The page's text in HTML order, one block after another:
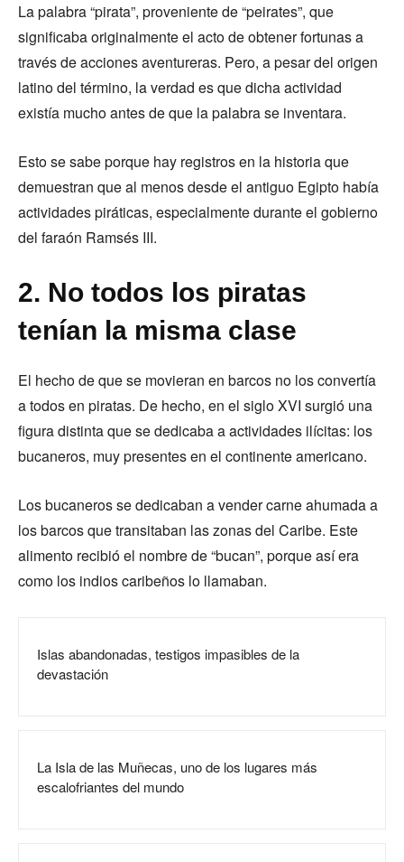
La palabra “pirata”, proveniente de “peirates”, que
significaba originalmente el acto de obtener fortunas a
través de acciones aventureras. Pero, a pesar del origen
latino del término, la verdad es que dicha actividad
existía mucho antes de que la palabra se inventara.
Esto se sabe porque hay registros en la historia que
demuestran que al menos desde el antiguo Egipto había
actividades piráticas, especialmente durante el gobierno
del faraón Ramsés III.
2. No todos los piratas
tenían la misma clase
El hecho de que se movieran en barcos no los convertía
a todos en piratas. De hecho, en el siglo XVI surgió una
figura distinta que se dedicaba a actividades ilícitas: los
bucaneros, muy presentes en el continente americano.
Los bucaneros se dedicaban a vender carne ahumada a
los barcos que transitaban las zonas del Caribe. Este
alimento recibió el nombre de “bucan”, porque así era
como los indios caribeños lo llamaban.
Islas abandonadas, testigos impasibles de la
devastación
La Isla de las Muñecas, uno de los lugares más
escalofriantes del mundo